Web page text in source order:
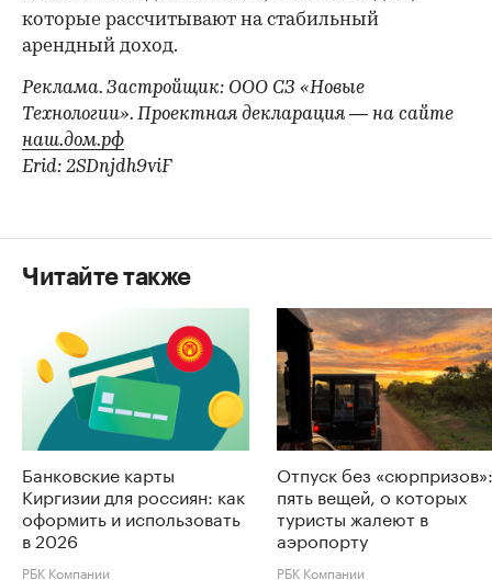
которые рассчитывают на стабильный
арендный доход.
Реклама. Застройщик: ООО СЗ «Новые
Технологии». Проектная декларация — на сайте
наш.дом.рф
Erid: 2SDnjdh9viF
Читайте также
Банковские карты
Киргизии для россиян: как
оформить и использовать
в 2026
РБК Компании
Отпуск без «сюрпризов»:
пять вещей, о которых
туристы жалеют в
аэропорту
РБК Компании